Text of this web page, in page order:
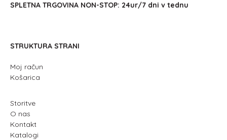
SPLETNA TRGOVINA NON-STOP: 24ur/7 dni v tednu
STRUKTURA STRANI
Moj račun
Košarica
Storitve
O nas
Kontakt
Katalogi